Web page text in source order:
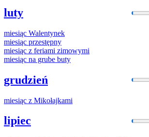
luty
miesiąc Walentynek
miesiąc przestępny
miesiąc z feriami zimowymi
miesiąc na grube buty
grudzień
miesiąc z Mikołajkami
lipiec